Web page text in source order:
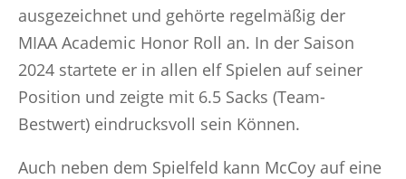
ausgezeichnet und gehörte regelmäßig der
MIAA Academic Honor Roll an. In der Saison
2024 startete er in allen elf Spielen auf seiner
Position und zeigte mit 6.5 Sacks (Team-
Bestwert) eindrucksvoll sein Können.
Auch neben dem Spielfeld kann McCoy auf eine